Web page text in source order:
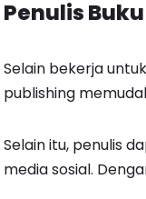
Penulis
Selain bekerja
publishing
Selain itu, penulis
media sosial.